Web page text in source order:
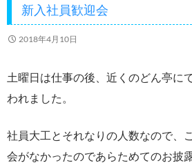
k
新入社員歓迎会
2018年4月10日
土曜日は仕事の後、近くのどん亭に
われました。
社員大工とそれなりの人数なので、
会がなかったのであらためてのお披